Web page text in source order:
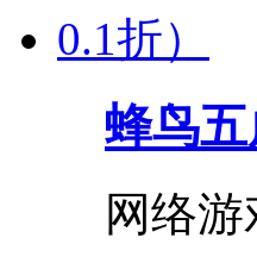
蜂鸟
网络游